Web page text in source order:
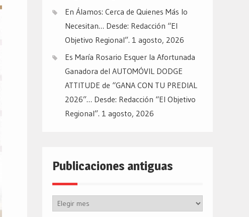
En Álamos: Cerca de Quienes Más lo
Necesitan… Desde: Redacción “El
Objetivo Regional”. 1 agosto, 2026
Es María Rosario Esquer la Afortunada
Ganadora del AUTOMÓVIL DODGE
ATTITUDE de “GANA CON TU PREDIAL
2026”… Desde: Redacción “El Objetivo
Regional”. 1 agosto, 2026
Publicaciones antiguas
Publicaciones